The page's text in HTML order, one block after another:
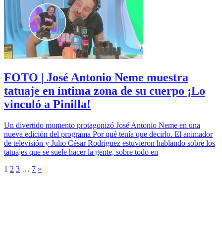
FOTO | José Antonio Neme muestra
tatuaje en íntima zona de su cuerpo ¡Lo
vinculó a Pinilla!
Un divertido momento protagonizó José Antonio Neme en una
nueva edición del programa Por qué tenía que decirlo. El animador
de televisión y Julio César Rodríguez estuvieron hablando sobre los
tatuajes que se suele hacer la gente, sobre todo en
1 2 3 … 7 »